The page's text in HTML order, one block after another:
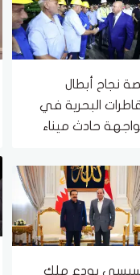
نجاح أبطال
البحرية في
حادث ميناء
يودع ملك